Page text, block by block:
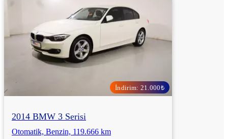
İndirim: 21.000₺
2014 BMW 3 Serisi
Otomatik, Benzin, 119.666 km